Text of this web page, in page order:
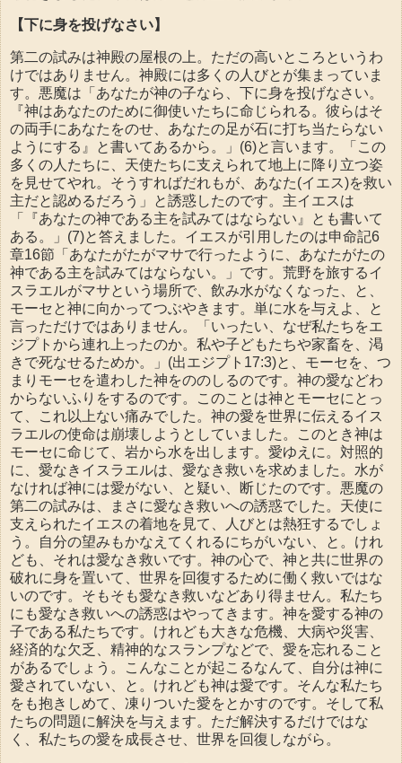
【下に身を投げなさい】
第二の試みは神殿の屋根の上。ただの高いところというわ
けではありません。神殿には多くの人びとが集まっていま
す。悪魔は「あなたが神の子なら、下に身を投げなさい。
『神はあなたのために御使いたちに命じられる。彼らはそ
の両手にあなたをのせ、あなたの足が石に打ち当たらない
ようにする』と書いてあるから。」(6)と言います。「この
多くの人たちに、天使たちに支えられて地上に降り立つ姿
を見せてやれ。そうすればだれもが、あなた(イエス)を救い
主だと認めるだろう」と誘惑したのです。主イエスは
「『あなたの神である主を試みてはならない』とも書いて
ある。」(7)と答えました。イエスが引用したのは申命記6
章16節「あなたがたがマサで行ったように、あなたがたの
神である主を試みてはならない。」です。荒野を旅するイ
スラエルがマサという場所で、飲み水がなくなった、と、
モーセと神に向かってつぶやきます。単に水を与えよ、と
言っただけではありません。「いったい、なぜ私たちをエ
ジプトから連れ上ったのか。私や子どもたちや家畜を、渇
きで死なせるためか。」(出エジプト17:3)と、モーセを、つ
まりモーセを遣わした神をののしるのです。神の愛などわ
からないふりをするのです。このことは神とモーセにとっ
て、これ以上ない痛みでした。神の愛を世界に伝えるイス
ラエルの使命は崩壊しようとしていました。このとき神は
モーセに命じて、岩から水を出します。愛ゆえに。対照的
に、愛なきイスラエルは、愛なき救いを求めました。水が
なければ神には愛がない、と疑い、断じたのです。悪魔の
第二の試みは、まさに愛なき救いへの誘惑でした。天使に
支えられたイエスの着地を見て、人びとは熱狂するでしょ
う。自分の望みもかなえてくれるにちがいない、と。けれ
ども、それは愛なき救いです。神の心で、神と共に世界の
破れに身を置いて、世界を回復するために働く救いではな
いのです。そもそも愛なき救いなどあり得ません。私たち
にも愛なき救いへの誘惑はやってきます。神を愛する神の
子である私たちです。けれども大きな危機、大病や災害、
経済的な欠乏、精神的なスランプなどで、愛を忘れること
があるでしょう。こんなことが起こるなんて、自分は神に
愛されていない、と。けれども神は愛です。そんな私たち
をも抱きしめて、凍りついた愛をとかすのです。そして私
たちの問題に解決を与えます。ただ解決するだけではな
く、私たちの愛を成長させ、世界を回復しながら。